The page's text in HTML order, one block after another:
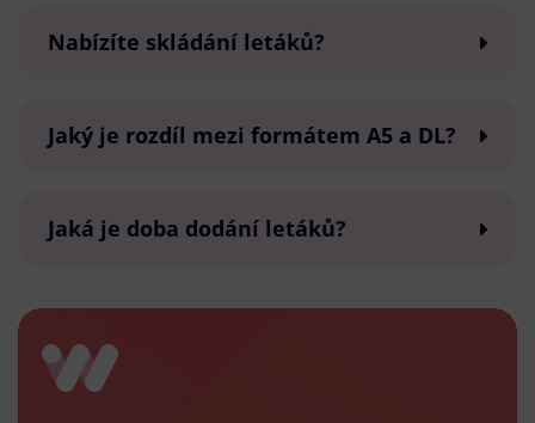
Nabízíte skládání letáků?
Jaký je rozdíl mezi formátem A5 a DL?
Jaká je doba dodání letáků?